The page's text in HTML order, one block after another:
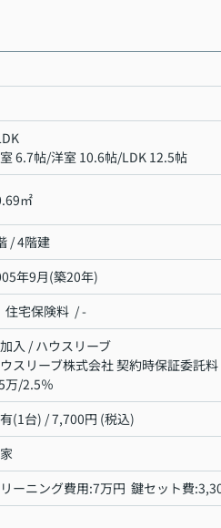
6.7帖/洋室 10.6帖/LDK 12.5帖
㎡
/ 4階建
年9月(築20年)
住宅保険料 / -
入 / ハウスリーブ
スリーブ株式会社 契約時保証委託
万/2.5％
(1台) / 7,700円 (税込)
ーニング費用:7万円 鍵セット費